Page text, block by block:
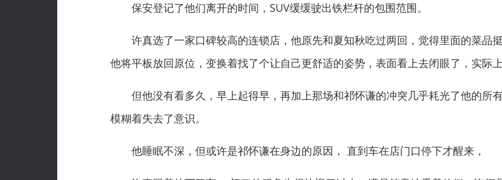
保安登记了他们离开的时间，SUV缓缓驶出铁栏杆的包围范围。
许真选了一家口碑较高的连锁店，他原先和夏知秋吃过两回，觉得里面的菜品挺
他将平板放回原位，变换着找了个让自己更舒适的姿势，表面看上去闭眼了，实际
但他没有看多久，早上起得早，再加上那场和祁怀谦的冲突几乎耗光了他的所有
模糊着失去了意识。
他睡眠不深，但或许是祁怀谦在身边的原因， 直到车在店门口停下才醒来，